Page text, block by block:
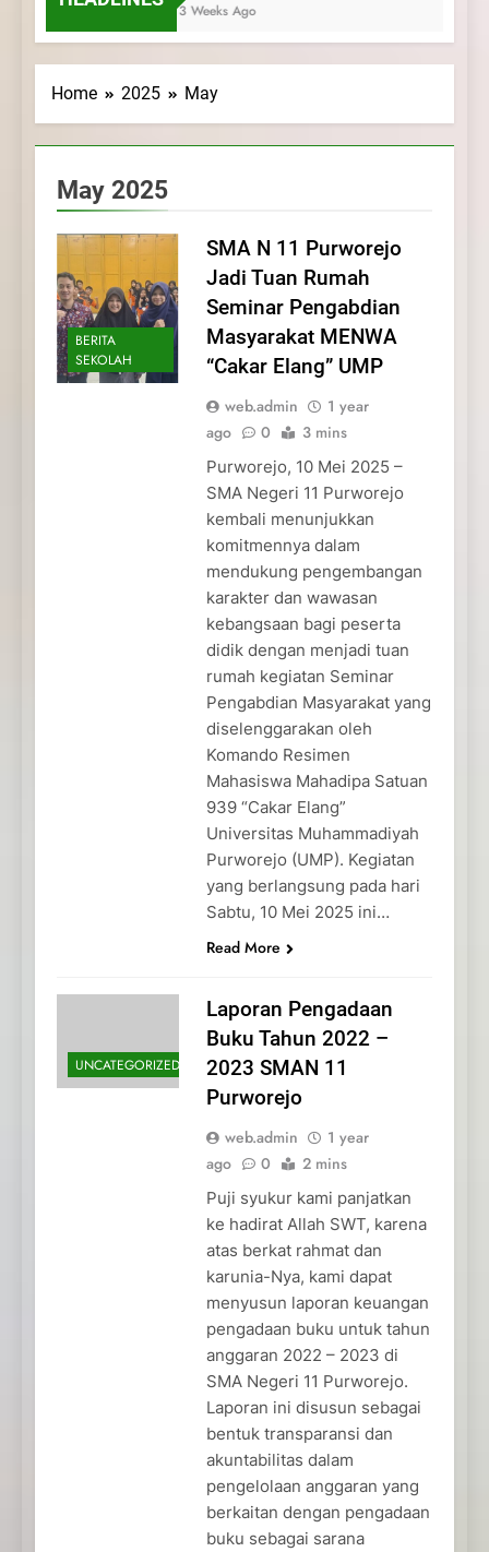
3 Weeks Ago
Home 2025 May
May 2025
BERITA
SEKOLAH
SMA N 11 Purworejo
Jadi Tuan Rumah
Seminar Pengabdian
Masyarakat MENWA
“Cakar Elang” UMP
web.admin
1 year
ago
0 3 mins
Purworejo, 10 Mei 2025 –
SMA Negeri 11 Purworejo
kembali menunjukkan
komitmennya dalam
mendukung pengembangan
karakter dan wawasan
kebangsaan bagi peserta
didik dengan menjadi tuan
rumah kegiatan Seminar
Pengabdian Masyarakat yang
diselenggarakan oleh
Komando Resimen
Mahasiswa Mahadipa Satuan
939 “Cakar Elang”
Universitas Muhammadiyah
Purworejo (UMP). Kegiatan
yang berlangsung pada hari
Sabtu, 10 Mei 2025 ini…
Read More
UNCATEGORIZED
Laporan Pengadaan
Buku Tahun 2022 –
2023 SMAN 11
Purworejo
web.admin
1 year
ago
0 2 mins
Puji syukur kami panjatkan
ke hadirat Allah SWT, karena
atas berkat rahmat dan
karunia-Nya, kami dapat
menyusun laporan keuangan
pengadaan buku untuk tahun
anggaran 2022 – 2023 di
SMA Negeri 11 Purworejo.
Laporan ini disusun sebagai
bentuk transparansi dan
akuntabilitas dalam
pengelolaan anggaran yang
berkaitan dengan pengadaan
buku sebagai sarana